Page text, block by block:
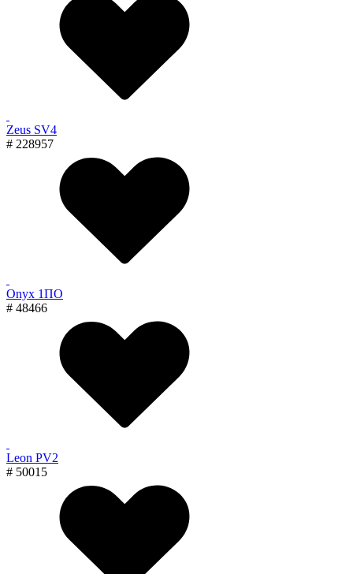
Zeus SV4
# 228957
Onyx 1ПО
# 48466
Leon PV2
# 50015